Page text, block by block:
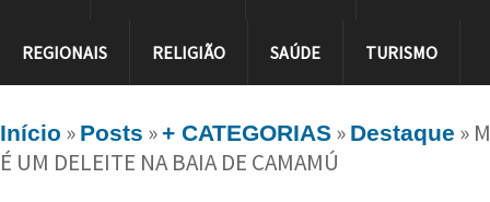
REGIONAIS RELIGIÃO SAÚDE TURISMO
Início » Posts »+ CATEGORIAS » Destaque »
É UM DELEITE NA BAIA DE CAMAMÚ